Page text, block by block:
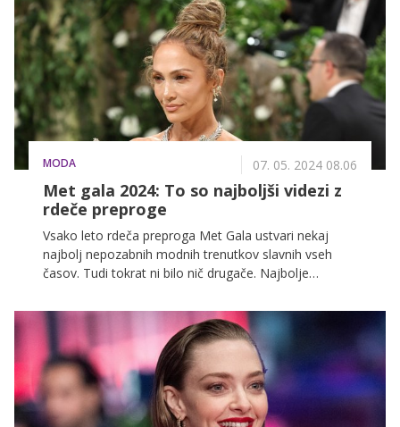
MODA 07. 05. 2024 08.06
Met gala 2024: To so najboljši videzi z
rdeče preproge
Vsako leto rdeča preproga Met Gala ustvari nekaj
najbolj nepozabnih modnih trenutkov slavnih vseh
časov. Tudi tokrat ni bilo nič drugače. Najbolje
poklonili letošnji temi in uradnemu kodeksu oblačenja
'vrt časa' – in to na premišljen in nepričakovan način.